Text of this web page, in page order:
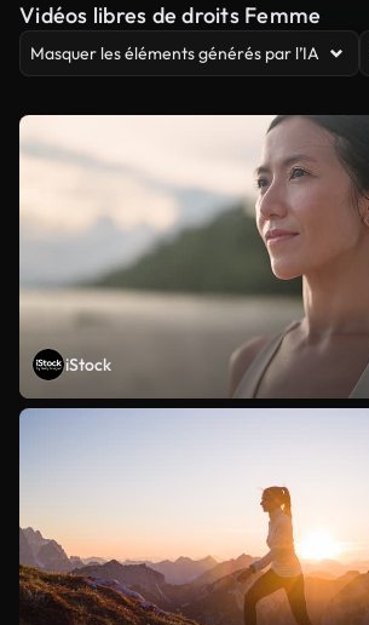
Vidéos libres de droits Femme
Masquer les éléments générés par l’IA
iStock